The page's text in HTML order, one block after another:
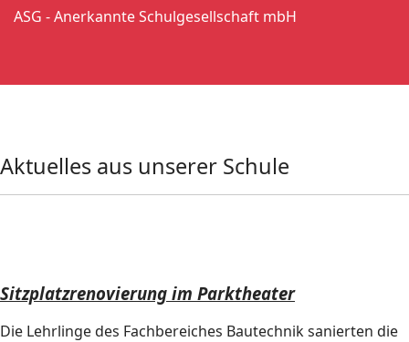
ASG - Anerkannte Schulgesellschaft mbH
Aktuelles aus unserer Schule
Sitzplatzrenovierung im Parktheater
Die Lehrlinge des Fachbereiches Bautechnik sanierten die